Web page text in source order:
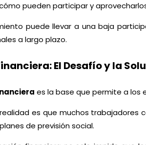
pueden participar y
puede llevar a una baja
a largo plazo.
El Desafío y la
es la base que permite a los
es que muchos trabajadores
de previsión social.